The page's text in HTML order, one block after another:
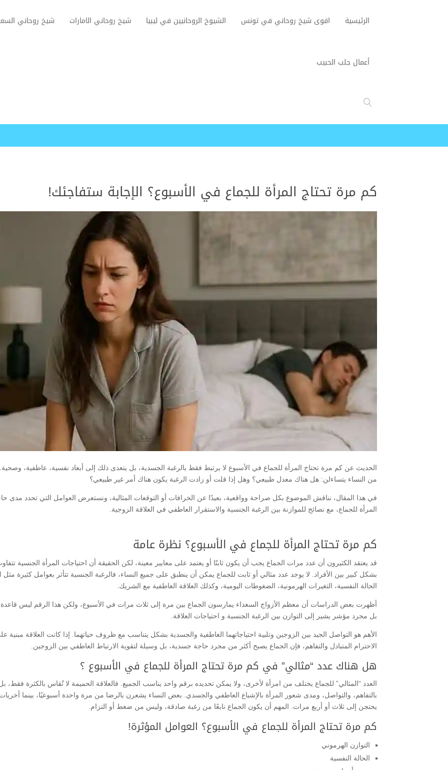
الرئيسية اقوى شيخ روحاني في تونس الشيوخ الروحانيين في ليبيا شيخ روحاني الامارات شيخ روحاني
أعمال جلب الحبيب
كم مرة تحتاج المرأة للجماع في الأسبوع؟ الإجابة ستفاجئك!
الحديث عن كم مرة تحتاج المرأة للجماع في الأسبوع لا يرتبط فقط بالرغبة الجسدية، بل يتعدى ذلك إلى أبعاد نفسية، عاطفية، وصحية.
من النساء يتساءلن: هل هناك معدل طبيعي؟ وهل إذا قلت أو زادت الرغبة يكون هناك أمر غير طبيعي؟
في هذا المقال، نناقش الموضوع بكل صراحة وواقعية، بعيدًا عن الخرافات أو التوقعات المثالية، ونستعرض العوامل التي تحدد مدى
المرأة للجماع، مع نصائح للموازنة بين الرغبة الجنسية والاستقرار العاطفي في العلاقة الزوجية.
كم مرة تحتاج المرأة للجماع في الأسبوع؟ نظرة عامة
قد يعتقد الكثيرون أن عدد مرات الجماع يجب أن يكون ثابتًا أو يعتمد على معايير معينة، لكن الحقيقة أن احتياجات المرأة الجنسية
بشكل كبير بين الأفراد. لا يوجد عدد مثالي أو ثابت للجماع يمكن أن ينطبق على جميع النساء، فالرغبة الجنسية تتأثر بعوامل كثيرة مثل
الحالة النفسية، التغيرات الهرمونية، الضغوطات اليومية، وكذلك العلاقة العاطفية مع الشريك.
أظهرت بعض الدراسات أن معظم الأزواج السعداء يمارسون الجماع بين مرة إلى ثلاث مرات في الأسبوع، ولكن هذا الرقم ليس قاعدة
بل مجرد مؤشر يشير إلى التوازن بين الرغبة الجنسية و احتياجات العلاقة.
الأهم هو التواصل الجيد بين الزوجين وتلبية احتياجاتهما العاطفية والجسدية بشكل يتناسب مع ظروف حياتهما. إذا كانت العلاقة مبنية
الاحترام المتبادل والتفاهم، فإن الجماع يصبح أكثر من مجرد حاجة جسدية، بل وسيلة لتقوية الارتباط العاطفي بين الزوجين.
هل هناك عدد “مثالي” في كم مرة تحتاج المرأة للجماع في الأسبوع ؟
العدد “المثالي” للجماع يختلف من امرأة لأخرى، ولا يمكن تحديده برقم واحد يناسب الجميع. فالعلاقة الحميمة لا تُقاس بالكثرة فقط،
بالتفاهم، والتواصل، ومدى شعور المرأة بالإشباع العاطفي والجسدي. بعض النساء يشعرن بالرضا من مرة واحدة أسبوعيًا، بينما أخريات
يحتجن إلى ثلاث أو أربع مرات. المهم أن يكون الجماع نابعًا من رغبة صادقة، وليس من ضغط أو التزام.
كم مرة تحتاج المرأة للجماع في الأسبوع؟ العوامل المؤثرة!
التوازن الهرموني
الحالة النفسية